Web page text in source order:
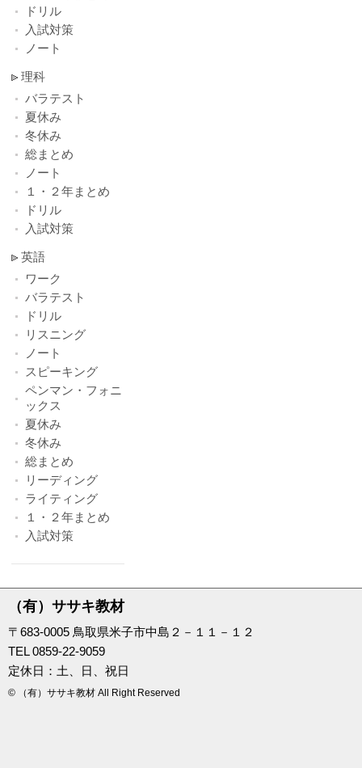
ドリル
入試対策
ノート
理科
バラテスト
夏休み
冬休み
総まとめ
ノート
１・２年まとめ
ドリル
入試対策
英語
ワーク
バラテスト
ドリル
リスニング
ノート
スピーキング
ペンマン・フォニ
ックス
夏休み
冬休み
総まとめ
リーディング
ライティング
１・２年まとめ
入試対策
（有）ササキ教材
〒683-0005 鳥取県米子市中島２－１１－１２
TEL 0859-22-9059
定休日：土、日、祝日
© （有）ササキ教材 All Right Reserved